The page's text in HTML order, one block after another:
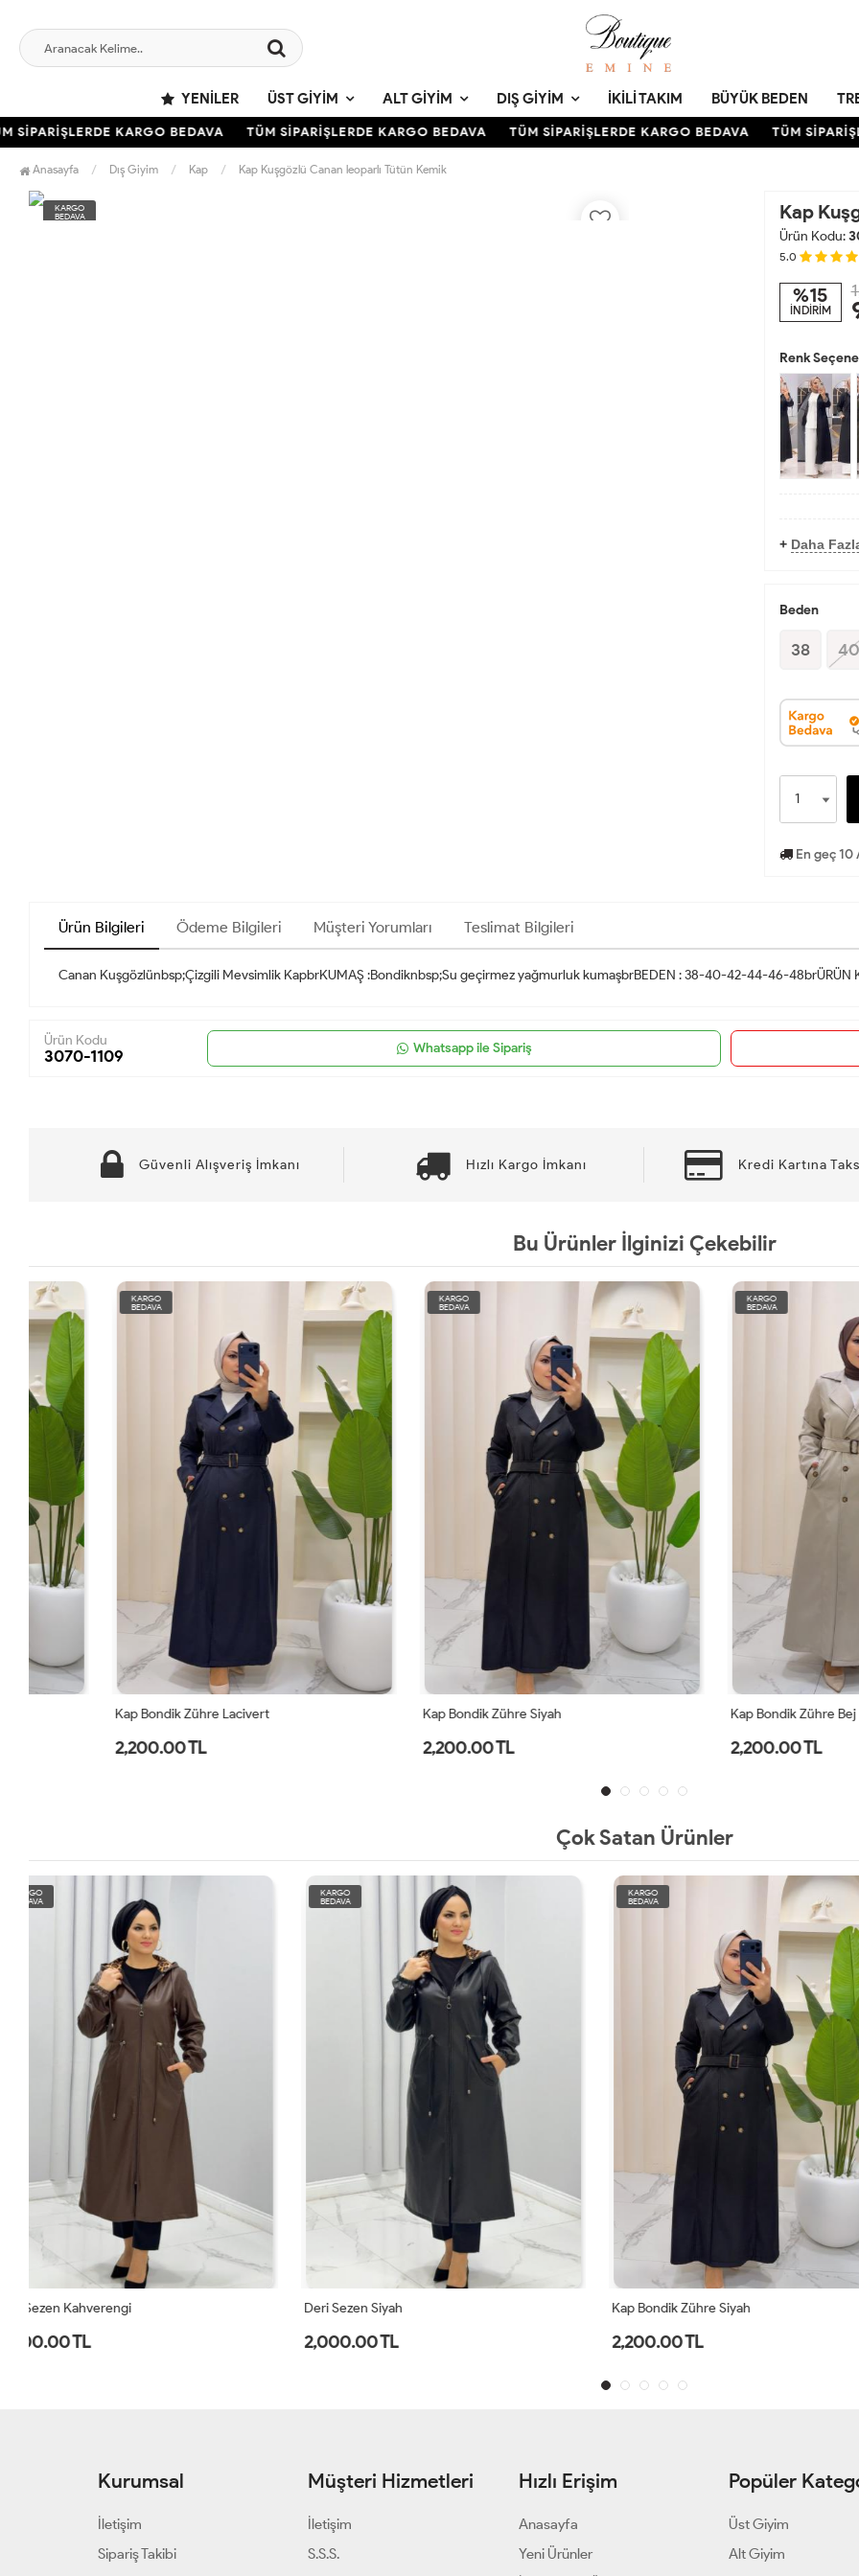
YENILER ÜST GIYIM ALT GIYIM DIŞ GIYIM İKILI TAKIM BÜYÜK BEDEN
KARGO BEDAVA TÜM SİPARİŞLERDE KARGO BEDAVA TÜM SİPARİŞLERDE KARGO BEDAVA TÜM
Anasayfa Dış Giyim Kap Kap Kuşgözlü Canan leoparlı Tütün Kemik
KARGO
BEDAVA
Kap
Ürün Kodu:
5.0
%15
İNDİRİM
Renk
+ Daha
Beden
38 40
En geç 10
Ürün Bilgileri Ödeme Bilgileri Müşteri Yorumları Teslimat Bilgileri
Canan Kuşgözlünbsp;Çizgili Mevsimlik KapbrKUMAŞ :Bondiknbsp;Su geçirmez yağmurluk kumaşbrBEDEN : 38-40-42-44-46-48brÜRÜN
Ürün Kodu
3070-1109 Whatsapp ile Sipariş
Güvenli Alışveriş İmkanı Hızlı Kargo İmkanı Kredi Kartına
Bu Ürünler İlginizi Çekebilir
Kap Bondik Zühre Lacivert
2,200.00 TL
BEDAVA
Kap Bondik Zühre Siyah
2,200.00 TL
KARGO
Kap Bondik Zühre Bej
2,200.00 TL
Çok Satan Ürünler
Deri Sezen Siyah
2,000.00 TL
Kap Bondik Zühre Siyah
2,200.00 TL
Kap Bondik Zühre Lacivert
2,200.00 TL
Kurumsal
İletişim
Sipariş Takibi
Müşteri Hizmetleri
İletişim
S.S.S.
Hızlı Erişim
Anasayfa
Yeni Ürünler
Popüler
Üst Giyim
Alt Giyim